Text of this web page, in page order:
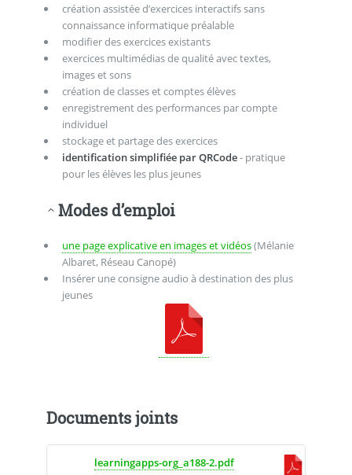
création assistée d’exercices interactifs sans
connaissance informatique préalable
modifier des exercices existants
exercices multimédias de qualité avec textes,
images et sons
création de classes et comptes élèves
enregistrement des performances par compte
individuel
stockage et partage des exercices
identification simplifiée par QRCode- pratique
pour les élèves les plus jeunes
Modes d’emploi
une page explicative en images et vidéos(Mélanie
Albaret, Réseau Canopé)
Insérer une consigne audio à destination des plus
jeunes
Documents joints
learningapps-org_a188-2.pdf